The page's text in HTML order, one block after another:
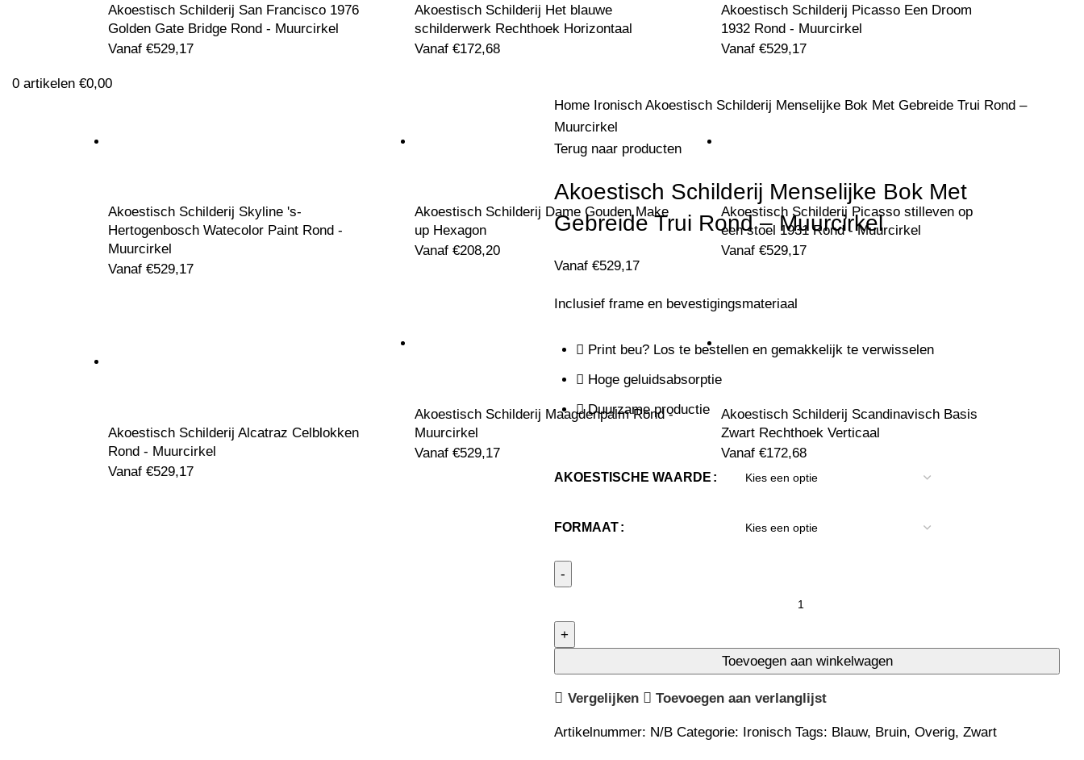
0 artikelen €0,00
Klik om te vergroten
Home Ironisch Akoestisch Schilderij Menselijke Bok Met Gebreide Trui Rond –
Muurcirkel
Terug naar producten
Akoestisch Schilderij Menselijke Bok Met
Gebreide Trui Rond – Muurcirkel
Vanaf €529,17
Inclusief frame en bevestigingsmateriaal
Print beu? Los te bestellen en gemakkelijk te verwisselen
Hoge geluidsabsorptie
Duurzame productie
AKOESTISCHE WAARDE
FORMAAT
Toevoegen aan winkelwagen
Vergelijken Toevoegen aan verlanglijst
Artikelnummer: N/B Categorie: Ironisch Tags: Blauw, Bruin, Overig, Zwart
Akoestisch Schilderij San Francisco 1976
Golden Gate Bridge Rond - Muurcirkel
Vanaf €529,17
Akoestisch Schilderij Skyline 's-
Hertogenbosch Watecolor Paint Rond -
Muurcirkel
Vanaf €529,17
Akoestisch Schilderij Alcatraz Celblokken
Rond - Muurcirkel
Vanaf €529,17
Akoestisch Schilderij Het blauwe
schilderwerk Rechthoek Horizontaal
Vanaf €172,68
Akoestisch Schilderij Dame Gouden Make
up Hexagon
Vanaf €208,20
Akoestisch Schilderij Maagdenpalm Rond -
Muurcirkel
Vanaf €529,17
Akoestisch Schilderij Picasso Een Droom
1932 Rond - Muurcirkel
Vanaf €529,17
Akoestisch Schilderij Picasso stilleven op
een stoel 1931 Rond - Muurcirkel
Vanaf €529,17
Akoestisch Schilderij Scandinavisch Basis
Zwart Rechthoek Verticaal
Vanaf €172,68